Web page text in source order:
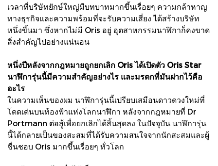
เวลาที่บริษัทยักษ์ใหญ่มีบทบาทมากขึ้นเรื่อยๆ ความกล้าหาญ
ทางธุรกิจและความพร้อมที่จะรับความเสี่ยง ได้สร้างบริษัท
หนึ่งขึ้นมา ซึ่งหากไม่มี Oris อยู่ อุตสาหกรรมนาฬิกาก็คงขาด
สิ่งสำคัญไปอย่างแน่นอน
หนึ่งปีหลังจากกฎหมายถูกยกเลิก Oris ได้เปิดตัว Oris Star
นาฬิการุ่นนี้มีความสำคัญอย่างไร และมรดกที่มันฝากไว้คือ
อะไร
ในความเห็นของผม นาฬิการุ่นนี้เปรียบเสมือนดาวดวงใหม่ที่
โดดเด่นบนท้องฟ้าแห่งโลกนาฬิกา หลังจากกฎหมายที่ Dr
Portmann ต่อสู้เพื่อยกเลิกได้สิ้นสุดลง ในปัจจุบัน นาฬิการุ่น
นี้ได้กลายเป็นของสะสมที่ได้รับความสนใจจากนักสะสมและผู้
ชื่นชอบ Oris มากขึ้นเรื่อยๆ ทั่วโลก